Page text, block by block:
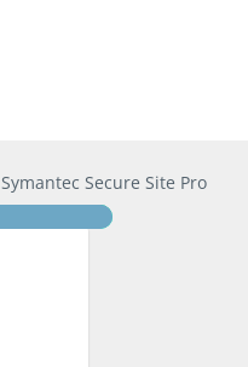
Symantec Secure Site Pro